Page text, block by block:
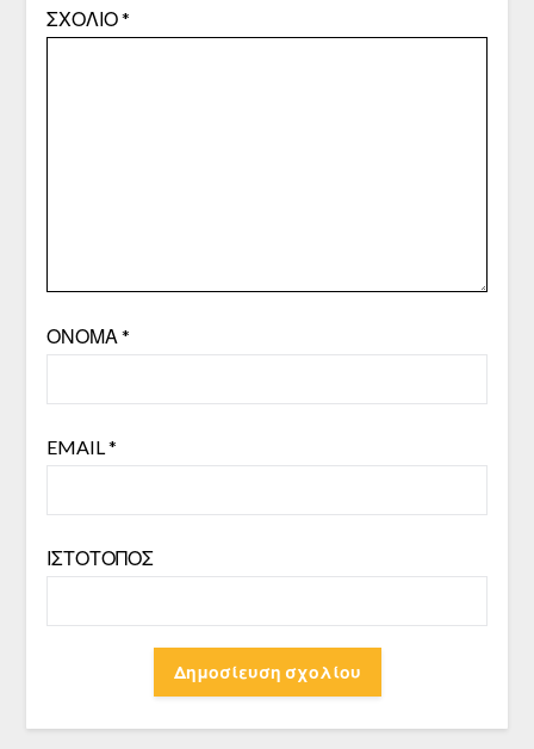
ΣΧΌΛΙΟ*
ΌΝΟΜΑ *
EMAIL*
ΙΣΤΌΤΟΠΟΣ